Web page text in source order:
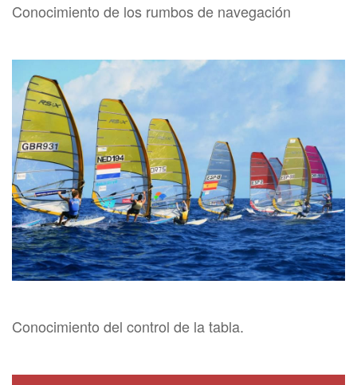
Conocimiento de los rumbos de navegación
Conocimiento del control de la tabla.